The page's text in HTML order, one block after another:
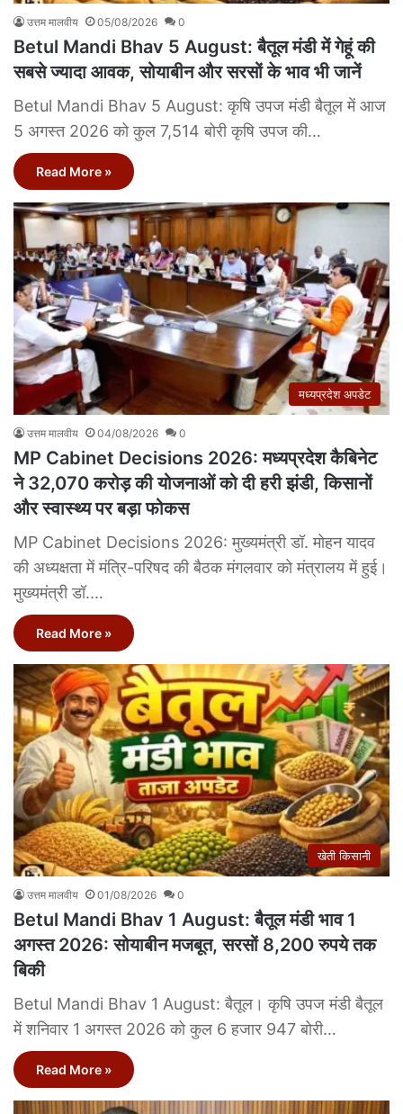
उत्तम मालवीय 05/08/2026 0
Betul Mandi Bhav 5 August: बैतूल मंडी में गेहूं की
सबसे ज्यादा आवक, सोयाबीन और सरसों के भाव भी जानें
Betul Mandi Bhav 5 August: कृषि उपज मंडी बैतूल में आज
5 अगस्त 2026 को कुल 7,514 बोरी कृषि उपज की…
Read More »
मध्यप्रदेश अपडेट
उत्तम मालवीय 04/08/2026 0
MP Cabinet Decisions 2026: मध्यप्रदेश कैबिनेट
ने 32,070 करोड़ की योजनाओं को दी हरी झंडी, किसानों
और स्वास्थ्य पर बड़ा फोकस
MP Cabinet Decisions 2026: मुख्यमंत्री डॉ. मोहन यादव
की अध्यक्षता में मंत्रि-परिषद की बैठक मंगलवार को मंत्रालय में हुई।
मुख्यमंत्री डॉ.…
Read More »
खेती किसानी
उत्तम मालवीय 01/08/2026 0
Betul Mandi Bhav 1 August: बैतूल मंडी भाव 1
अगस्त 2026: सोयाबीन मजबूत, सरसों 8,200 रुपये तक
बिकी
Betul Mandi Bhav 1 August: बैतूल। कृषि उपज मंडी बैतूल
में शनिवार 1 अगस्त 2026 को कुल 6 हजार 947 बोरी…
Read More »